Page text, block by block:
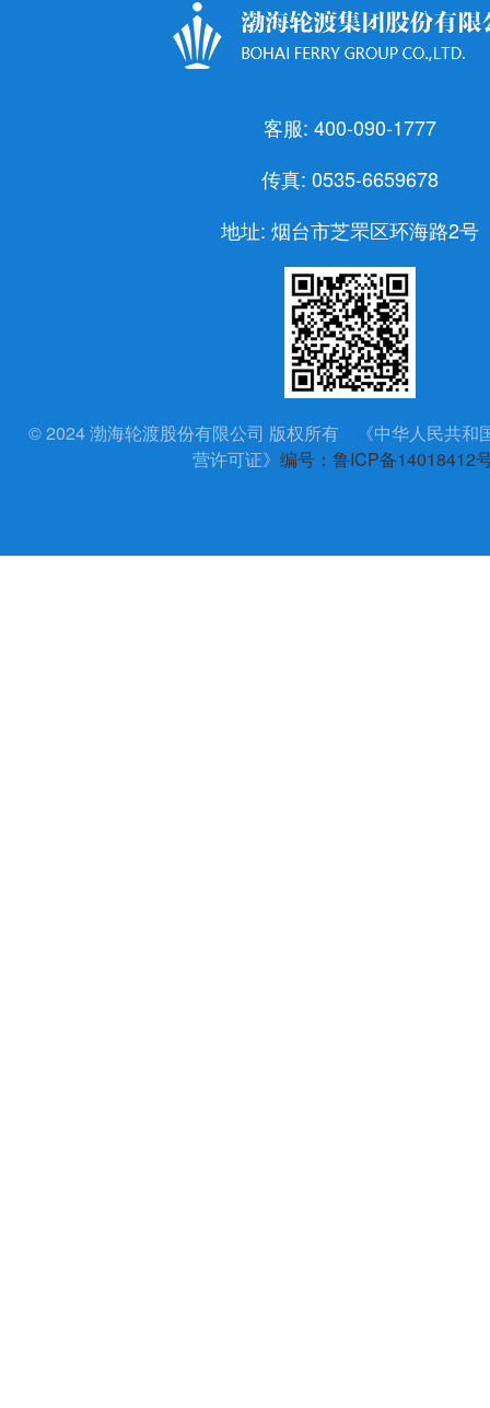
客服: 400-090-1777
传真: 0535-6659678
地址: 烟台市芝罘区环海路2号
© 2024 渤海轮渡股份有限公司 版权所有 《中华人民共和
营许可证》 编号：鲁ICP备14018412